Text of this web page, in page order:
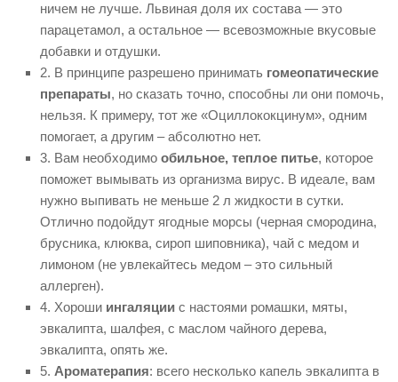
ничем не лучше. Львиная доля их состава — это
парацетамол, а остальное — всевозможные вкусовые
добавки и отдушки.
2. В принципе разрешено принимать гомеопатические
препараты, но сказать точно, способны ли они помочь,
нельзя. К примеру, тот же «Оциллококцинум», одним
помогает, а другим – абсолютно нет.
3. Вам необходимо обильное, теплое питье, которое
поможет вымывать из организма вирус. В идеале, вам
нужно выпивать не меньше 2 л жидкости в сутки.
Отлично подойдут ягодные морсы (черная смородина,
брусника, клюква, сироп шиповника), чай с медом и
лимоном (не увлекайтесь медом – это сильный
аллерген).
4. Хороши ингаляции с настоями ромашки, мяты,
эвкалипта, шалфея, с маслом чайного дерева,
эвкалипта, опять же.
5. Ароматерапия: всего несколько капель эвкалипта в